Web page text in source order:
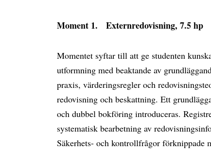
Moment 1. Externredovisning, 7.5 hp
Momentet syftar till att ge studenten
utformning med beaktande av
praxis, värderingsregler och
redovisning och beskattning. Ett
och dubbel bokföring introduceras.
systematisk bearbetning av
Säkerhets- och kontrollfrågor förknippade